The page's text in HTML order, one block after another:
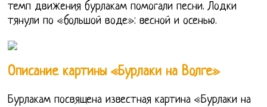
темп движения бурлакам помогали песни. Лодки
тянули по «большой воде»: весной и осенью.
Описание картины «Бурлаки на Волге»
Бурлакам посвящена известная картина «Бурлаки на